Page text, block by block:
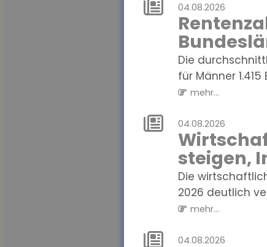
04.08.2026
Die
für Männer 1.415
mehr...
04.08.2026
steigen,
Die
2026 deutlich
mehr...
04.08.2026